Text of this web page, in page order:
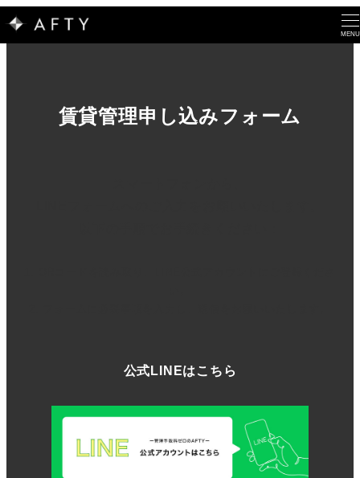
MENU
賃貸管理申し込みフォーム
公式LINEはこちら